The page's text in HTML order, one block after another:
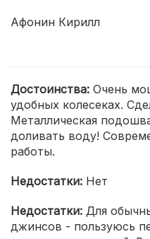
Афонин Кирилл
Достоинства: Очень
удобных колесеках.
Металлическая
доливать воду!
работы.
Недостатки: Нет
Недостатки: Для
джинсов - пользуюсь